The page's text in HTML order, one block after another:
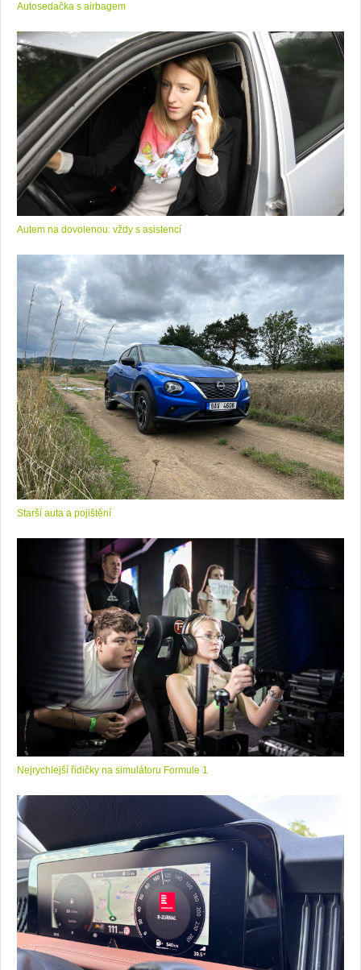
Autosedačka s airbagem
Autem na dovolenou: vždy s asistencí
Starší auta a pojištění
Nejrychlejší řidičky na simulátoru Formule 1